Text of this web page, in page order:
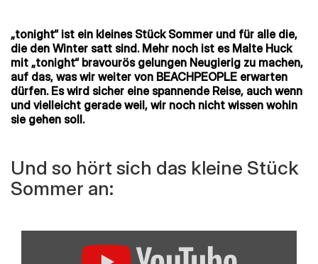
„tonight“ ist ein kleines Stück Sommer und für alle die,
die den Winter satt sind. Mehr noch ist es Malte Huck
mit „tonight“ bravourös gelungen Neugierig zu machen,
auf das, was wir weiter von BEACHPEOPLE erwarten
dürfen. Es wird sicher eine spannende Reise, auch wenn
und vielleicht gerade weil, wir noch nicht wissen wohin
sie gehen soll.
Und so hört sich das kleine Stück
Sommer an: